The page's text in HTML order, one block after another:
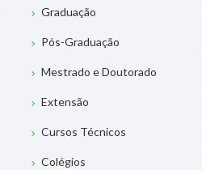
Graduação
Pós-Graduação
Mestrado e Doutorado
Extensão
Cursos Técnicos
Colégios